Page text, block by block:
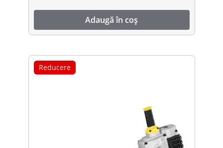
Adaugă în coș
Reducere